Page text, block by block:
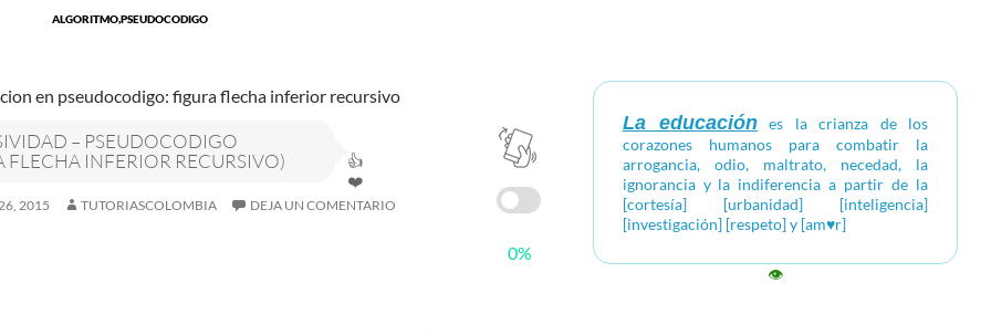
0%
ALGORITMO,PSEUDOCODIGO
– PSEUDOCODIGO
FLECHA INFERIOR RECURSIVO)
2015 TUTORIASCOLOMBIA DEJA UN COMENTARIO
La educación es la crianza de los
corazones humanos para combatir la
arrogancia, odio, maltrato, necedad, la
ignorancia y la indiferencia a partir de la
[cortesía] [urbanidad] [inteligencia]
[investigación] [respeto] y [am♥r]
👁